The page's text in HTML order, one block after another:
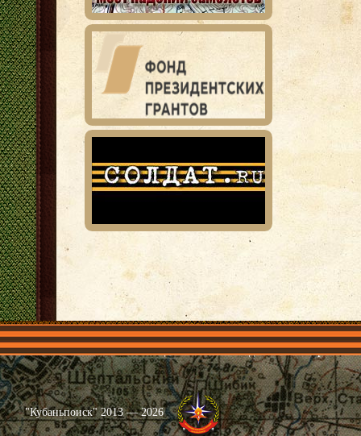
Главная Имена Общественные объединения Проекты
"Кубаньпоиск" 2013 — 2026